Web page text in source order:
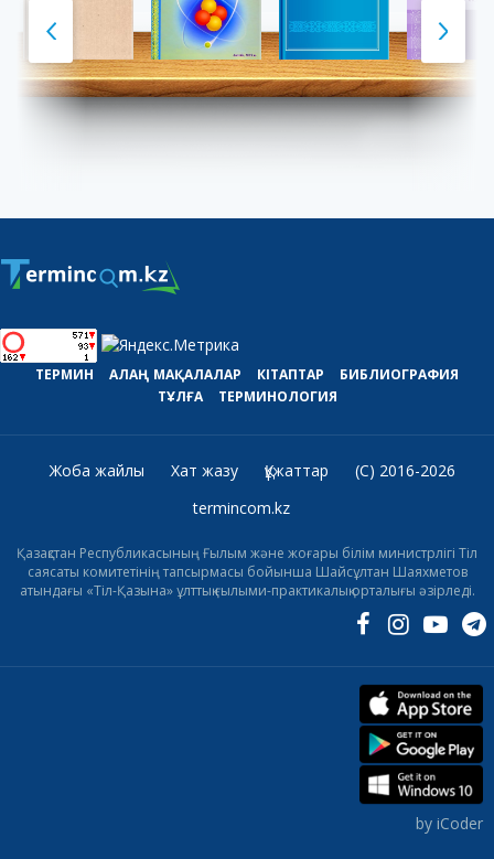
ТЕРМИН АЛАҢ МАҚАЛАЛАР КІТАПТАР
БИБЛИОГРАФИЯ
ТҰЛҒА
ТЕРМИНОЛОГИЯ
Жоба жайлы Хат жазу Құжаттар
(C) 2016-2026
termincom.kz
Қазақстан Республикасының Ғылым және жоғары білім министрлігі Тіл
саясаты комитетінің тапсырмасы бойынша Шайсұлтан Шаяхметов
атындағы «Тіл-Қазына» ұлттық ғылыми-практикалық орталығы әзірледі.
by iCoder